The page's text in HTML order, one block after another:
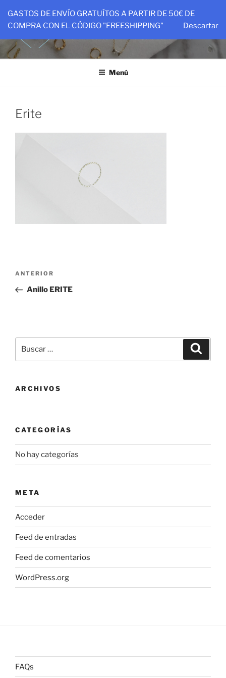
contenido
PTIT&CO
Menú
Erite
Navegación
entradas
Entrada
anterior:
ANTERIOR
Anillo ERITE
por:
ARCHIVOS
CATEGORÍAS
No hay categorías
META
Acceder
Feed de entradas
Feed de comentarios
WordPress.org
FAQs
GASTOS DE ENVÍO GRATUÍTOS A PARTIR DE 50€ DE
COMPRA CON EL CÓDIGO "FREESHIPPING"
Descartar